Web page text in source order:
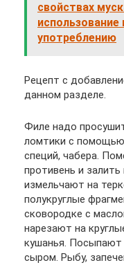
свойствах
использование
употреблению
Рецепт с
данном разделе.
Филе надо
ломтики с
специй, чабера.
противень и
измельчают на
полукруглые
сковородке с
нарезают на
кушанья.
сыром. Рыбу,